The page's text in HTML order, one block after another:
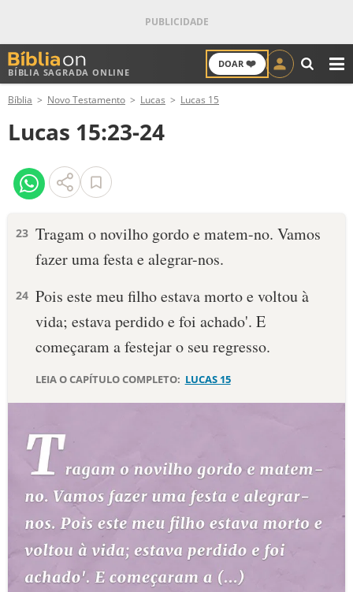
BÍBLIA SAGRADA ONLINE
DOAR ❤️
ANTIGO TESTAMENTO
NOVO TESTAMENTO
VERSÍCULOS
PALAVRA DO DIA
SALMO DO DIA
DEVOCIONAL DIÁRIO
10 MANDAMENTOS
ESBOÇOS DE PREGAÇÃO
TEMAS
PERGUNTE À BÍBLIA
TERMO BÍBLICO JOGOS
Bíblia Novo Testamento Lucas Lucas 15
Lucas 15:23-24
23 Tragam o novilho gordo e matem-no. Vamos
fazer uma festa e alegrar-nos.
24 Pois este meu filho estava morto e voltou à
vida; estava perdido e foi achado'. E
começaram a festejar o seu regresso.
LEIA O CAPÍTULO COMPLETO: LUCAS 15